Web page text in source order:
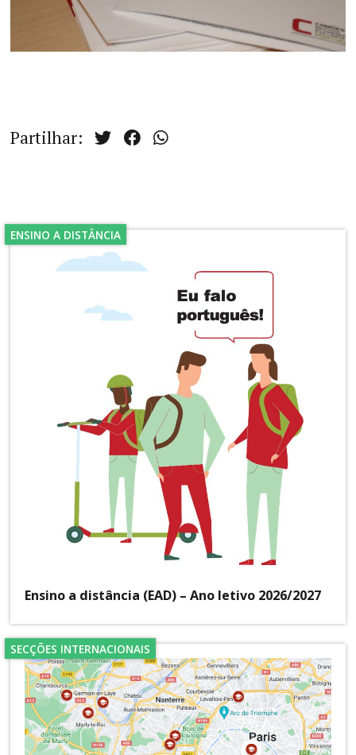
Partilhar:
ENSINO A DISTÂNCIA
Ensino a distância (EAD) – Ano letivo 2026/2027
SECÇÕES INTERNACIONAIS